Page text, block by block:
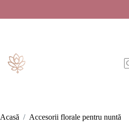
Acasă / Accesorii florale pentru nuntă